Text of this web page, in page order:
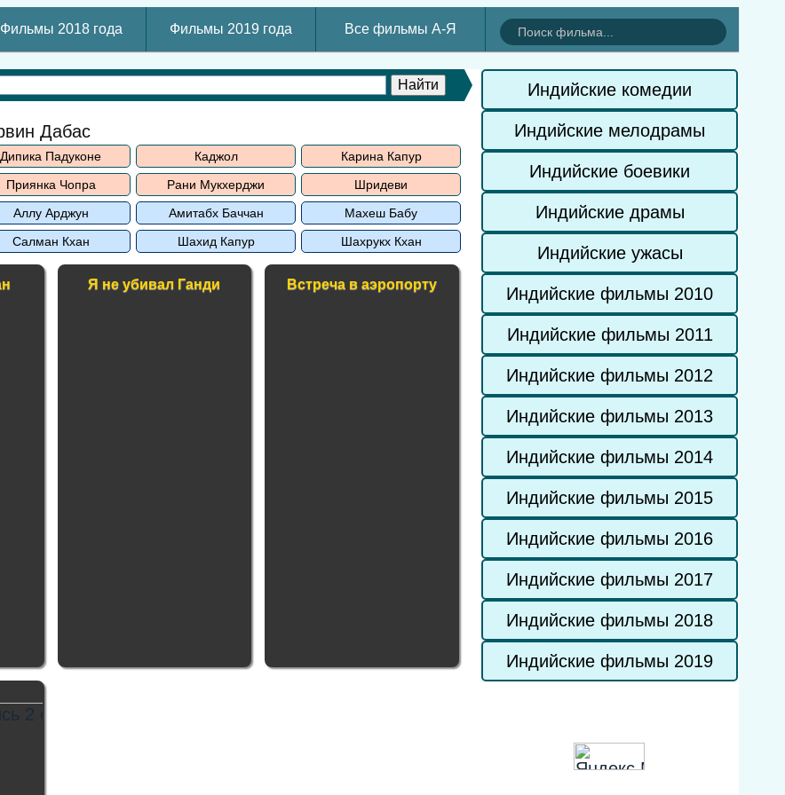
Фильмы 2018 года Фильмы 2019 года Все фильмы А-Я
Дабас
Дипика Падуконе Каджол
Карина Капур
Приянка Чопра Рани Мукхерджи
Шридеви
Аллу Арджун Амитабх Баччан
Махеш Бабу
Салман Кхан Шахид Капур Шахрукх Кхан
Я не убивал Ганди Встреча в аэропорту
Индийские комедии
Индийские мелодрамы
Индийские боевики
Индийские драмы
Индийские ужасы
Индийские фильмы 2010
Индийские фильмы 2011
Индийские фильмы 2012
Индийские фильмы 2013
Индийские фильмы 2014
Индийские фильмы 2015
Индийские фильмы 2016
Индийские фильмы 2017
Индийские фильмы 2018
Индийские фильмы 2019